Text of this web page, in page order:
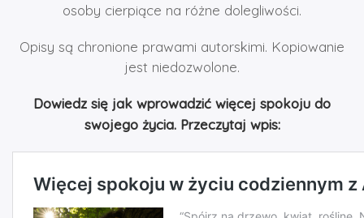
osoby cierpiące na różne dolegliwości.
Opisy są chronione prawami autorskimi. Kopiowanie
jest niedozwolone.
Dowiedz się jak wprowadzić więcej spokoju do
swojego życia. Przeczytaj wpis: